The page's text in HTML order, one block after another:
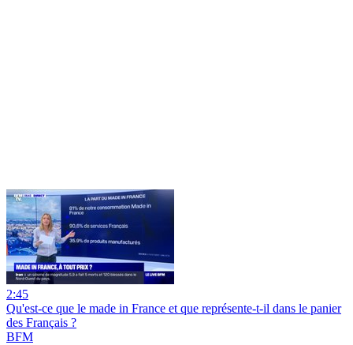
2:45
Qu'est-ce que le made in France et que représente-t-il dans le panier
des Français ?
BFM